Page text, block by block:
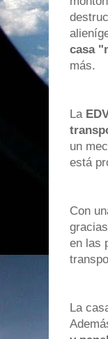
casa
más.
La
un
está
Con
en las
La